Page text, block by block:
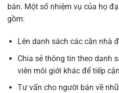
bán. Một số nhiệm vụ của họ
gồm:
Lên danh sách các căn nhà
Chia sẻ thông tin theo danh
viên môi giới khác để tiếp
Tư vấn cho người bán về